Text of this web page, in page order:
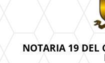
NOTARIA 19 DEL